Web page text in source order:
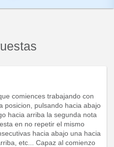
comiences trabajando con
posicion, pulsando hacia abajo
hacia arriba la segunda nota
en no repetir el mismo
hacia abajo una hacia
etc... Capaz al comienzo